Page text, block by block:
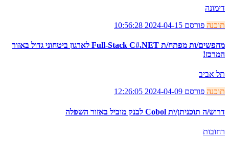
דימונה
תוכנה פורסם 2024-04-15 10:56:28
מחפשים/ות מפתח/ת Full-Stack C#.NET לארגון ביטחוני גדול באזור
המרכז!
תל אביב
תוכנה פורסם 2024-04-09 12:26:05
דרוש/ה תוכניתן/ית Cobol לבנק מוביל באזור השפלה
רחובות